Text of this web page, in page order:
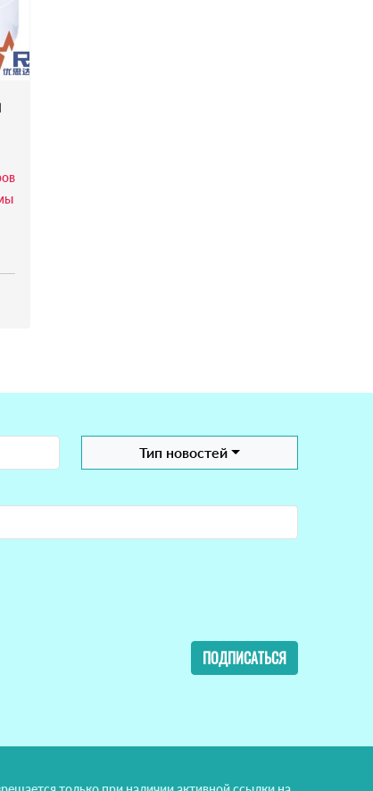
Тип новостей
ПОДПИСАТЬСЯ